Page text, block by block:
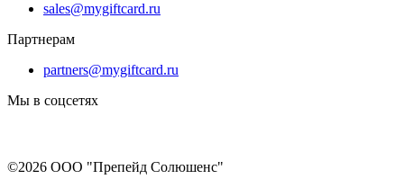
sales@mygiftcard.ru
Партнерам
partners@mygiftcard.ru
Мы в соцсетях
©2026 ООО "Препейд Солюшенс"